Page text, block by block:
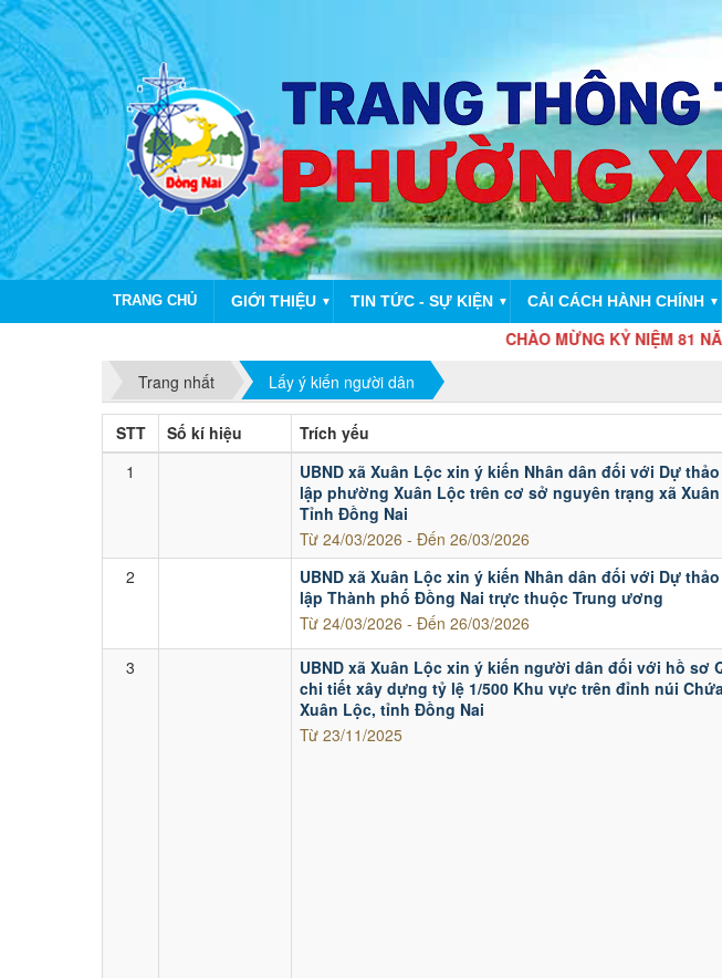
TRANG CHỦ GIỚI THIỆU ▼ TIN TỨC - SỰ KIỆN ▼ CẢI CÁCH HÀNH CHÍNH ▼
CHÀO MỪNG KỶ NIỆM 81 NĂM
Trang nhất
Lấy ý kiến người dân
Lấy
ý
kiến
STT Số kí hiệu Trích yếu
1
UBND xã Xuân Lộc xin ý kiến Nhân dân đối với Dự
lập phường Xuân Lộc trên cơ sở nguyên trạng xã
Tỉnh Đồng Nai
Từ 24/03/2026 - Đến 26/03/2026
2
UBND xã Xuân Lộc xin ý kiến Nhân dân đối với Dự
lập Thành phố Đồng Nai trực thuộc Trung ương
Từ 24/03/2026 - Đến 26/03/2026
3
UBND xã Xuân Lộc xin ý kiến người dân đối với hồ sơ
chi tiết xây dựng tỷ lệ 1/500 Khu vực trên đỉnh núi
Xuân Lộc, tỉnh Đồng Nai
Từ 23/11/2025